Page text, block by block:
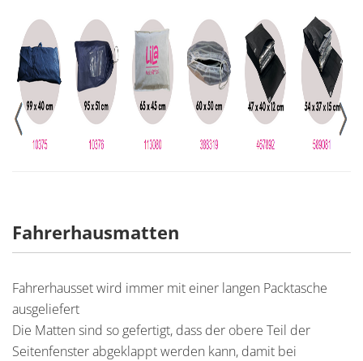
Fahrerhausmatten
Fahrerhausset wird immer mit einer langen Packtasche
ausgeliefert
Die Matten sind so gefertigt, dass der obere Teil der
Seitenfenster abgeklappt werden kann, damit bei